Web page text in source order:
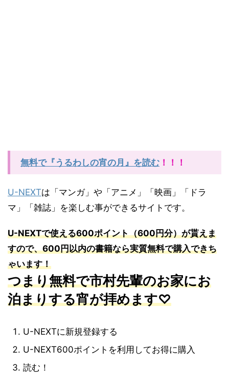
無料で『うるわしの宵の月』を読む ！！！
U-NEXTは「マンガ」や「アニメ」「映画」「ドラ
マ」「雑誌」を楽しむ事ができるサイトです。
U-NEXTで使える600ポイント（600円分）が貰えま
すので、600円以内の書籍なら実質無料で購入できち
ゃいます！
つまり無料で市村先輩のお家にお
泊まりする宵が拝めます♡
U-NEXTに新規登録する
U-NEXT600ポイントを利用してお得に購入
読む！